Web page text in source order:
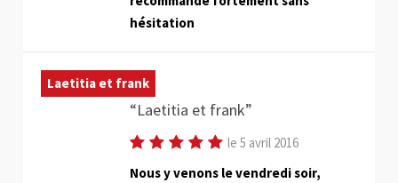
hésitation
Laetitia et frank
Laetitia et frank
le 5 avril 2016
Nous y venons le vendredi soir,